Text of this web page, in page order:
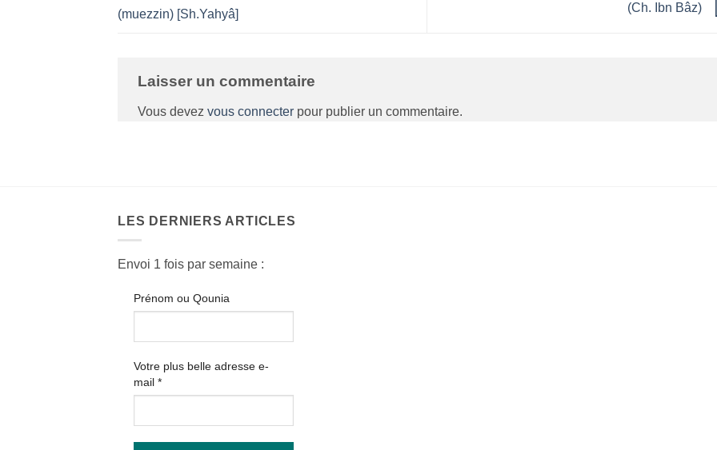
(muezzin) [Sh.Yahyâ]
(Ch. Ibn Bâz)
Laisser un commentaire
Vous devez vous connecter pour publier un commentaire.
LES DERNIERS ARTICLES
Envoi 1 fois par semaine :
Prénom ou Qounia
Votre plus belle adresse e-
mail *